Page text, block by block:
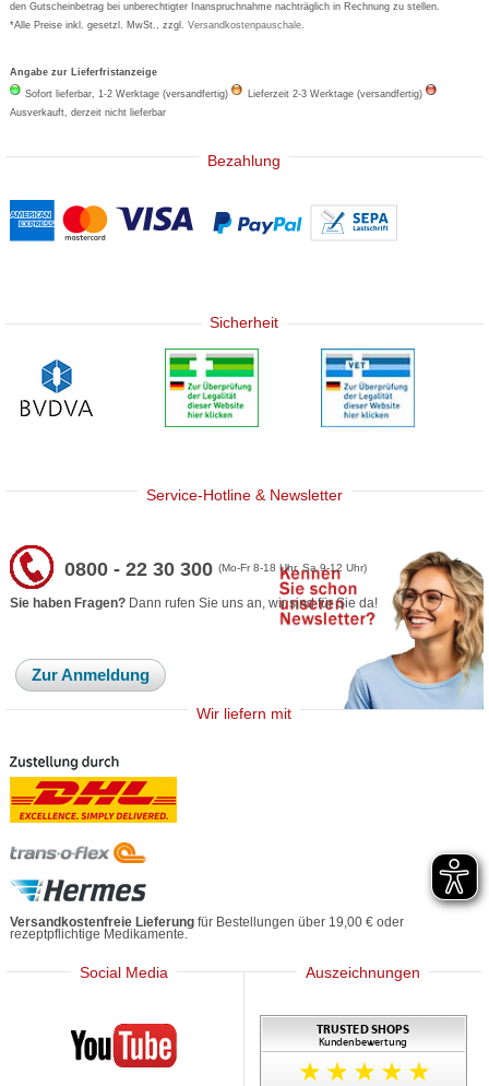
den Gutscheinbetrag bei unberechtigter Inanspruchnahme nachträglich in Rechnung zu stellen.
*Alle Preise inkl. gesetzl. MwSt., zzgl.Versandkostenpauschale.
Angabe zur Lieferfristanzeige
Sofort lieferbar, 1-2 Werktage (versandfertig)
Lieferzeit 2-3 Werktage (versandfertig)
Ausverkauft, derzeit nicht lieferbar
Bezahlung
Sicherheit
Service-Hotline & Newsletter
0800 - 22 30 300(Mo-Fr 8-18 Uhr, Sa 9-12 Uhr)
Sie haben Fragen? Dann rufen Sie uns an, wir sind für Sie da!
Zur Anmeldung
Wir liefern mit
Versandkostenfreie Lieferung für Bestellungen über 19,00 € oder
rezeptpflichtige Medikamente.
Social Media
Mediherz
Auszeichnungen